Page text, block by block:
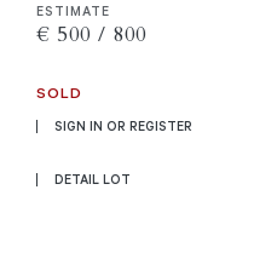
ESTIMATE
€ 500 / 800
SOLD
SIGN IN OR REGISTER
DETAIL LOT